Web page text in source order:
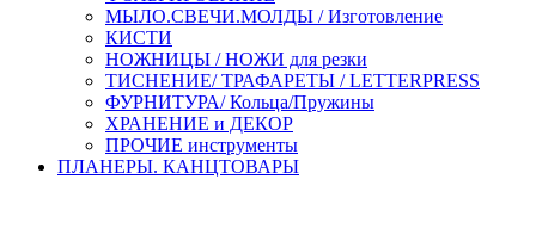
МЫЛО.СВЕЧИ.МОЛДЫ / Изготовление
КИСТИ
НОЖНИЦЫ / НОЖИ для резки
ТИСНЕНИЕ/ ТРАФАРЕТЫ / LETTERPRESS
ФУРНИТУРА/ Кольца/Пружины
ХРАНЕНИЕ и ДЕКОР
ПРОЧИЕ инструменты
ПЛАНЕРЫ. КАНЦТОВАРЫ